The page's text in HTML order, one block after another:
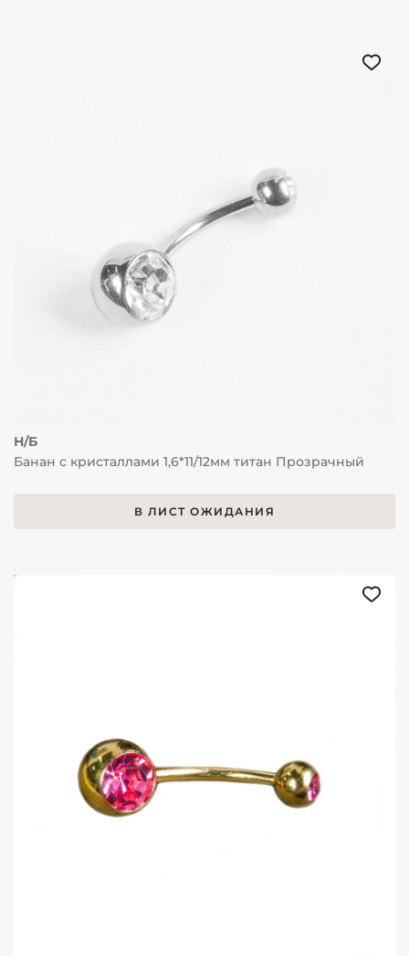
Н/Б
Банан с кристаллами 1,6*11/12мм титан Прозрачный
В ЛИСТ ОЖИДАНИЯ